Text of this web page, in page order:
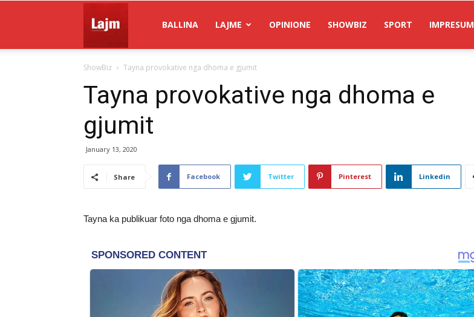
Lajm
BALLINA LAJME OPINIONE SHOWBIZ SPORT IMPRESUM
ShowBiz Tayna provokative nga dhoma e gjumit
Tayna provokative nga dhoma e
gjumit
January 13, 2020
Share Facebook Twitter Pinterest Linkedin
Tayna ka publikuar foto nga dhoma e gjumit.